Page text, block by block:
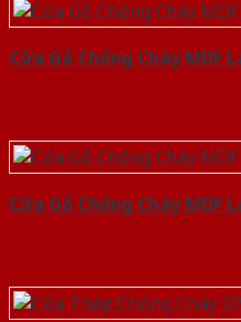
Cửa Gỗ Chống Cháy MDF
Cửa Gỗ Chống Cháy MDF